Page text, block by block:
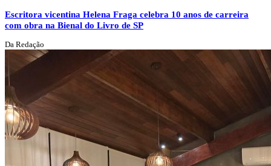
Escritora vicentina Helena Fraga celebra 10 anos de carreira
com obra na Bienal do Livro de SP
Da Redação